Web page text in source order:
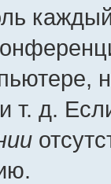
т. д.